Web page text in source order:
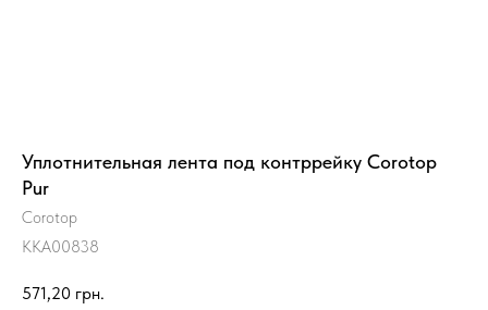
Уплотнительная лента под контррейку Corotop
Pur
Corotop
KKA00838
571,20 грн.